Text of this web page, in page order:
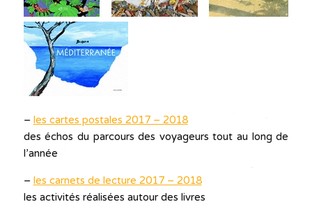
– les cartes postales 2017 – 2018
des échos du parcours des voyageurs tout au long de
l’année
– les carnets de lecture 2017 – 2018
les activités réalisées autour des livres